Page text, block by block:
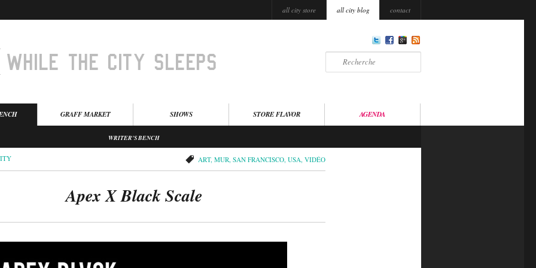
all city store all city blog contact
GRAFF MARKET SHOWS STORE FLAVOR AGENDA
WRITER'S BENCH
ART, MUR SAN FRANCISCO USA VIDÉO
Apex X Black Scale